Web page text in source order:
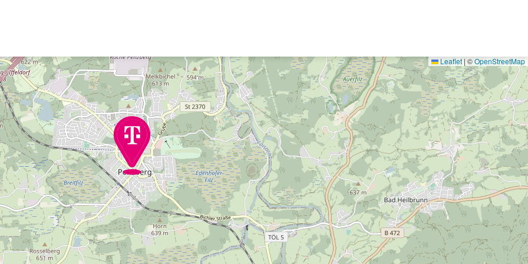
Leaflet |©OpenStreetMap